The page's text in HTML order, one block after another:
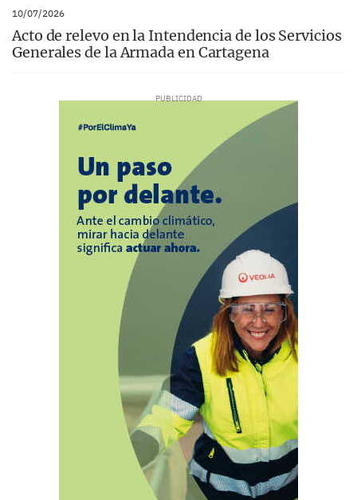
10/07/2026
Acto de relevo en la Intendencia de los Servicios
Generales de la Armada en Cartagena